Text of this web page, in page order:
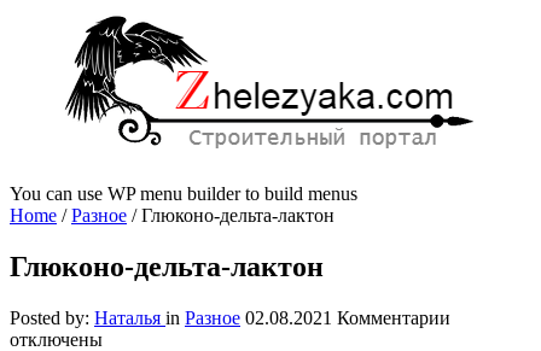
You can use WP menu builder to build menus
Home /Разное /Глюконо-дельта-лактон
Глюконо-дельта-лактон
Posted by: Наталья in Разное 02.08.2021 Комментарии
отключены